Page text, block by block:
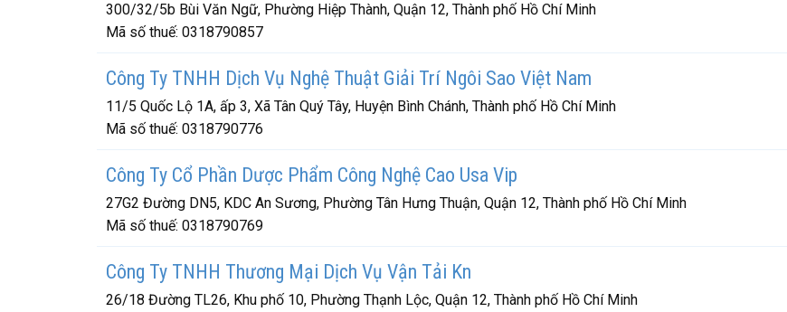
300/32/5b Bùi Văn Ngữ, Phường Hiệp Thành, Quận 12, Thành phố Hồ Chí Minh
Mã số thuế: 0318790857
Công Ty TNHH Dịch Vụ Nghệ Thuật Giải Trí Ngôi Sao Việt Nam
11/5 Quốc Lộ 1A, ấp 3, Xã Tân Quý Tây, Huyện Bình Chánh, Thành phố Hồ Chí Minh
Mã số thuế: 0318790776
Công Ty Cổ Phần Dược Phẩm Công Nghệ Cao Usa Vip
27G2 Đường DN5, KDC An Sương, Phường Tân Hưng Thuận, Quận 12, Thành phố Hồ Chí Minh
Mã số thuế: 0318790769
Công Ty TNHH Thương Mại Dịch Vụ Vận Tải Kn
26/18 Đường TL26, Khu phố 10, Phường Thạnh Lộc, Quận 12, Thành phố Hồ Chí Minh